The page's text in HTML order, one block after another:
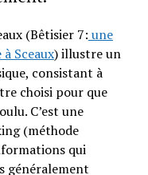
(Bêtisier 7: une
Sceaux) illustre un
consistant à
choisi pour que
C’est une
(méthode
qui
généralement